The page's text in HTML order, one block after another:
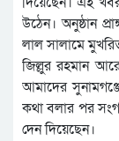
উঠেন। অনুষ্ঠান
লাল সালামে
জিল্লুর রহমান
আমাদের
কথা বলার পর
দেন দিয়েছেন।